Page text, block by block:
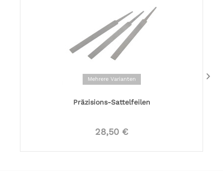
Mehrere Varianten
Präzisions-Sattelfeilen
28,50 €